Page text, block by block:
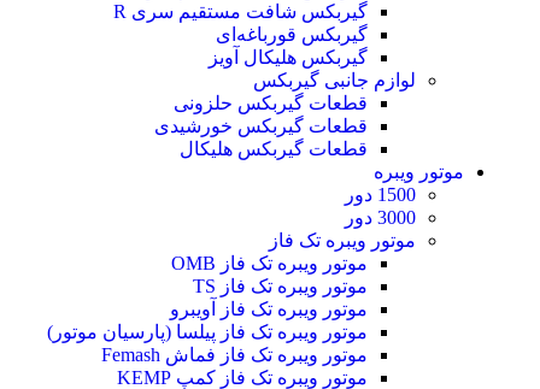
گیربکس شافت مستقیم سری R
گیربکس قورباغه‌ای
گیربکس هلیکال آویز
لوازم جانبی گیربکس
قطعات گيربکس حلزونی
قطعات گيربکس خورشيدی
قطعات گیربکس هلیکال
موتور ویبره
1500 دور
3000 دور
موتور ویبره تک فاز
موتور ویبره تک فاز OMB
موتور ویبره تک فاز TS
موتور ویبره تک فاز آویبرو
موتور ویبره تک فاز پیلسا (پارسیان موتور)
موتور ویبره تک فاز فماش Femash
موتور ویبره تک فاز کمپ KEMP